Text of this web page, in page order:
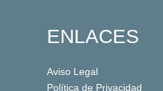
ENLACES
Aviso Legal
Política de Privacidad